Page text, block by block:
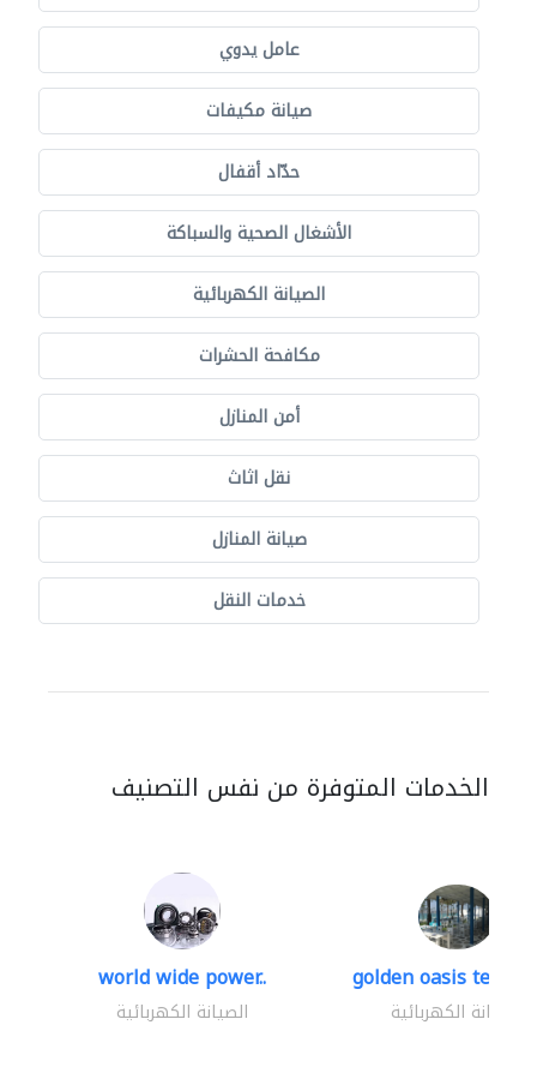
عامل يدوي
صيانة مكيفات
حدّاد أقفال
الأشغال الصحية والسباكة
الصيانة الكهربائية
مكافحة الحشرات
أمن المنازل
نقل اثاث
صيانة المنازل
خدمات النقل
الخدمات المتوفرة من نفس التصنيف
world wide power..
الصيانة الكهربائية
golden oasis
الصيانة الكهربائية